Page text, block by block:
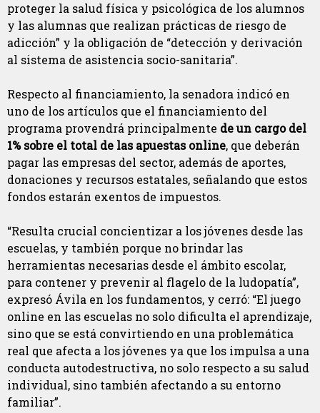
proteger la salud física y psicológica de los alumnos
y las alumnas que realizan prácticas de riesgo de
adicción” y la obligación de “detección y derivación
al sistema de asistencia socio-sanitaria”.
Respecto al financiamiento, la senadora indicó en
uno de los artículos que el financiamiento del
programa provendrá principalmente de un cargo del
1% sobre el total de las apuestas online, que deberán
pagar las empresas del sector, además de aportes,
donaciones y recursos estatales, señalando que estos
fondos estarán exentos de impuestos.
“Resulta crucial concientizar a los jóvenes desde las
escuelas, y también porque no brindar las
herramientas necesarias desde el ámbito escolar,
para contener y prevenir al flagelo de la ludopatía”,
expresó Ávila en los fundamentos, y cerró: “El juego
online en las escuelas no solo dificulta el aprendizaje,
sino que se está convirtiendo en una problemática
real que afecta a los jóvenes ya que los impulsa a una
conducta autodestructiva, no solo respecto a su salud
individual, sino también afectando a su entorno
familiar”.